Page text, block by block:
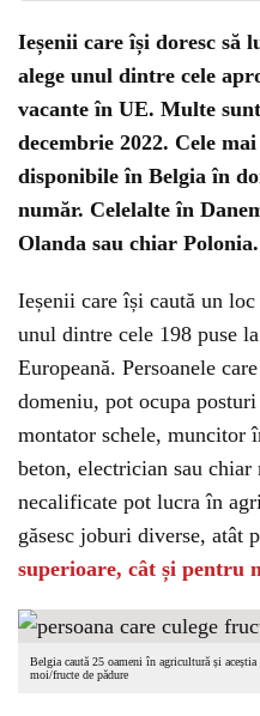
Ieșenii care își doresc să
alege unul dintre cele
vacante în UE. Multe
decembrie 2022. Cele
disponibile în Belgia în
număr. Celelalte în
Olanda sau chiar Polonia.
Ieșenii care își caută un
unul dintre cele 198 puse
Europeană. Persoanele
domeniu, pot ocupa
montator schele, muncitor
beton, electrician sau chiar
necalificate pot lucra în
găsesc joburi diverse, atât
superioare, cât și pentru
Belgia caută 25 oameni în agricultură și
moi/fructe de pădure